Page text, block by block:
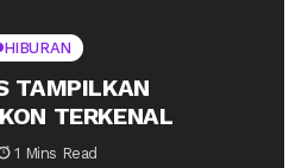
HIBURAN
TAMPILKAN
TERKENAL
1 Mins Read